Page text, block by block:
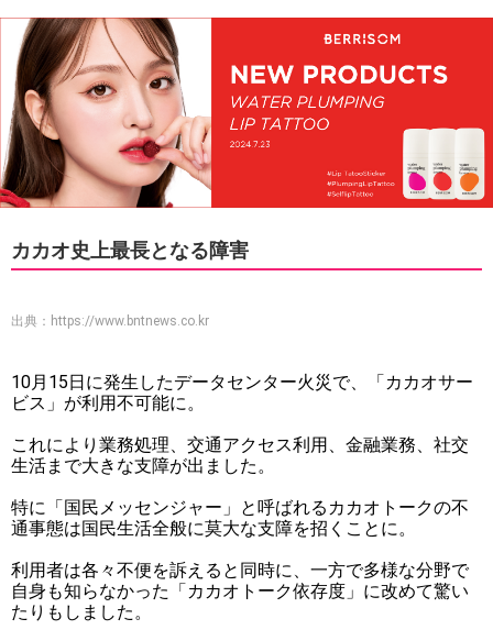
カカオ史上最長となる障害
出典： https://www.bntnews.co.kr
10月15日に発生したデータセンター火災で、「カカオサー
ビス」が利用不可能に。
これにより業務処理、交通アクセス利用、金融業務、社交
生活まで大きな支障が出ました。
特に「国民メッセンジャー」と呼ばれるカカオトークの不
通事態は国民生活全般に莫大な支障を招くことに。
利用者は各々不便を訴えると同時に、一方で多様な分野で
自身も知らなかった「カカオトーク依存度」に改めて驚い
たりもしました。